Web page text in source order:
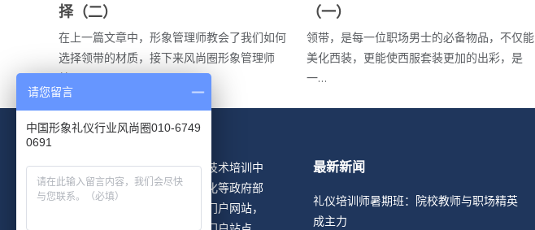
择（二）
在上一篇文章中，形象管理师教会了我们如何
选择领带的材质，接下来风尚圈形象管理师
就…
（一）
领带，是每一位职场男士的必备物品，不仅能
美化西装，更能使西服套装更加的出彩，是
一…
形象礼仪网隶属于北京中形协技术培训中
心，是经国家人事、劳动、文化等政府部
门支持下创立的形象礼仪行业门户网站，
最新新闻
礼仪培训师暑期班：院校教师与职场精英
成主力
请您留言
中国形象礼仪行业风尚圈010-6749
0691